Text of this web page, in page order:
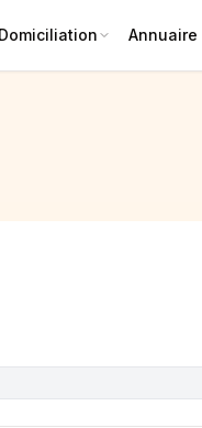
Domiciliation Annuaire